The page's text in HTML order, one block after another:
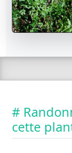
#
cette